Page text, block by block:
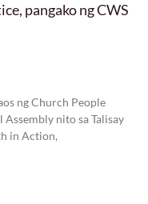
pangako ng CWS
ng Church People
nito sa Talisay
in Action,